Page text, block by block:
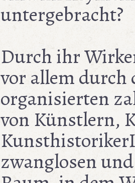
untergebracht?
Durch ihr
vor allem durch
organisierten
von Künstlern,
zwanglosen